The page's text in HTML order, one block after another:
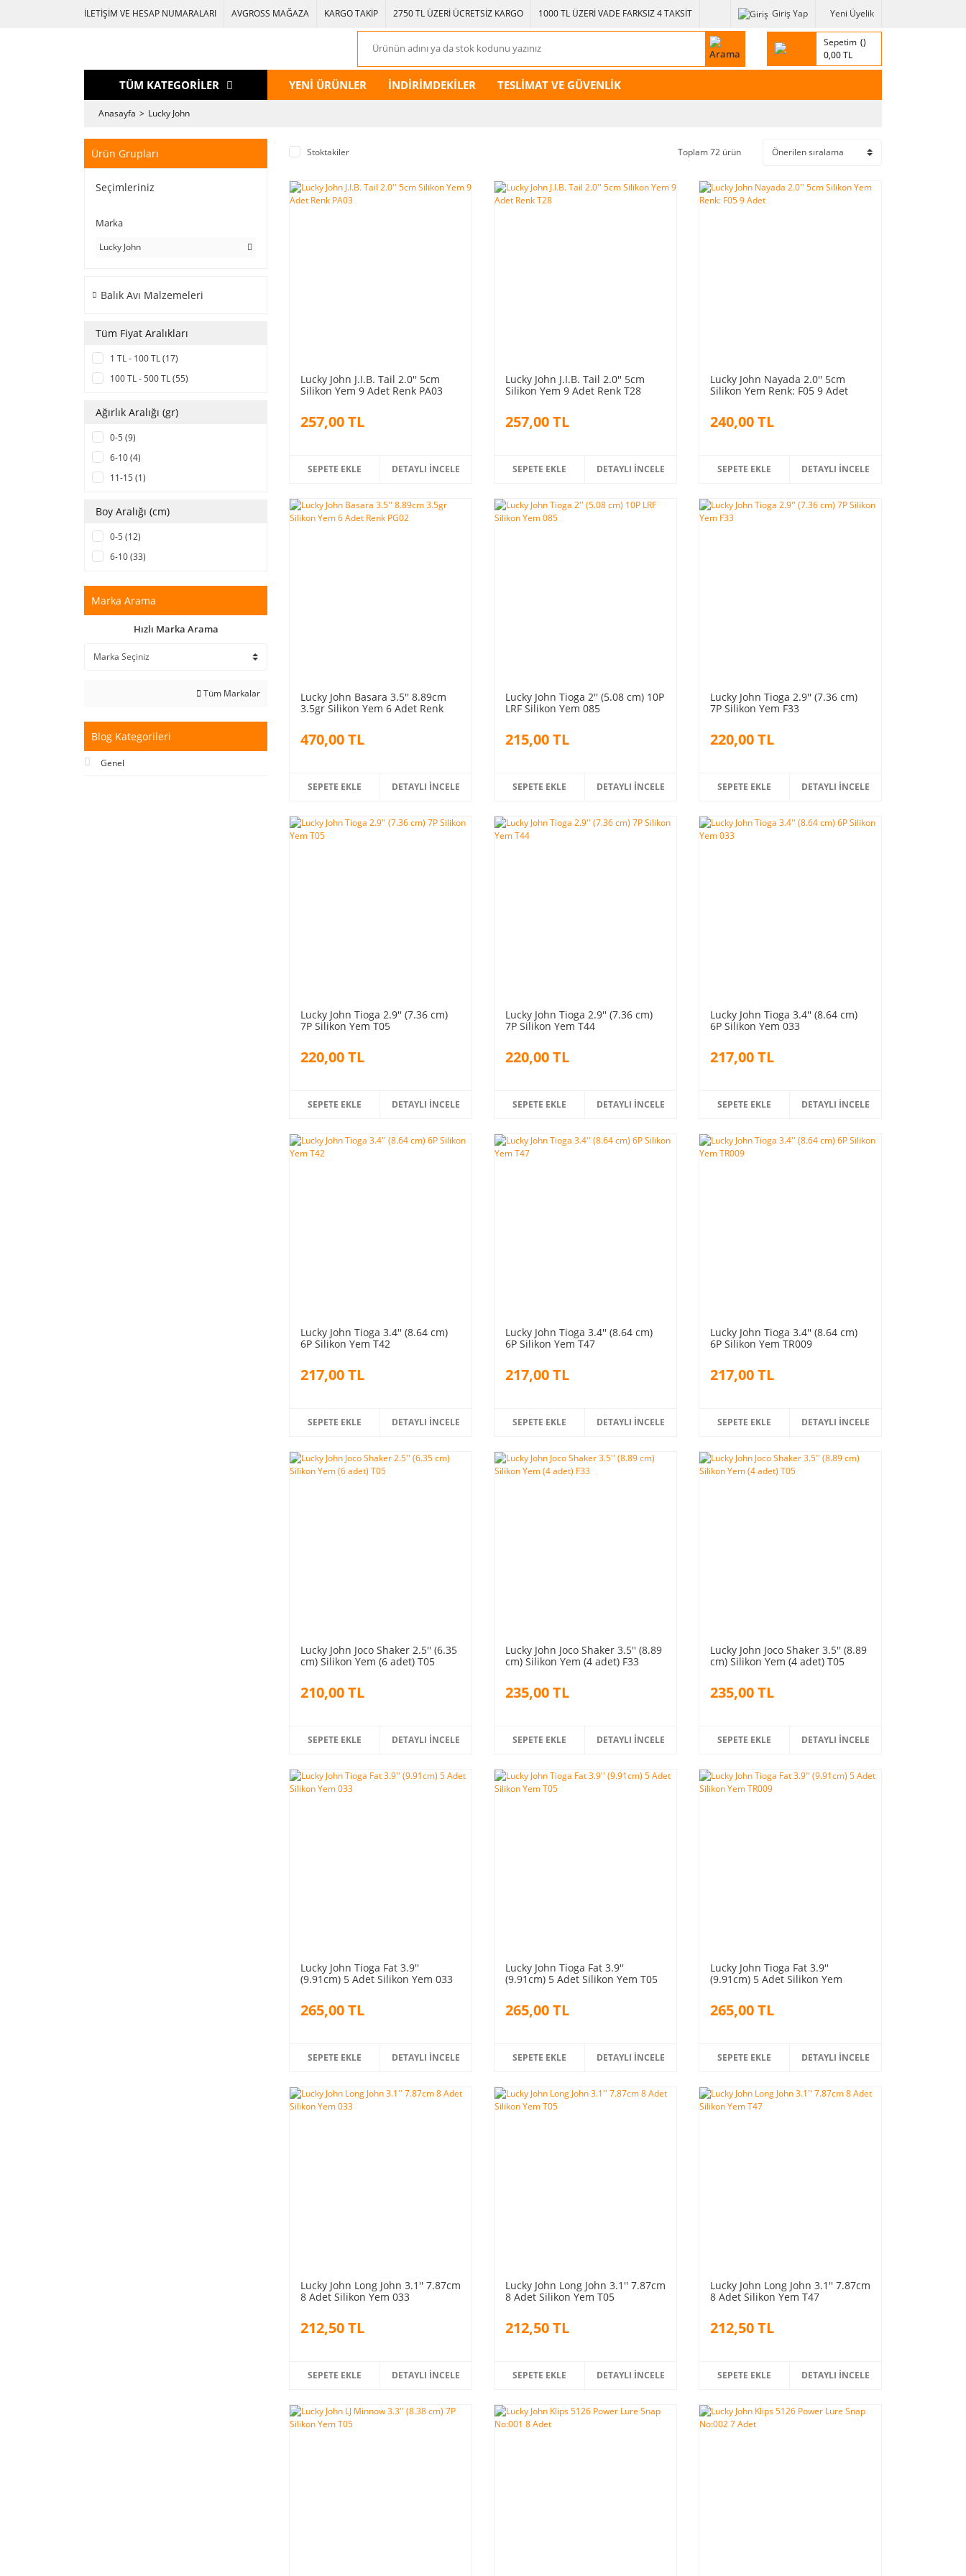
İLETİŞİM VE HESAP NUMARALARI AVGROSS MAĞAZA KARGO TAKİP 2750 TL ÜZERİ ÜCRETSİZ KARGO 1000 TL ÜZERİ VADE FARKSIZ 4 TAKSİT Giriş Yap Yeni Üyelik
Sepetim
0,00 TL
TÜM KATEGORİLER YENİ ÜRÜNLER İNDİRİMDEKİLER TESLİMAT VE GÜVENLİK
Anasayfa Lucky John
Ürün Grupları
Seçimleriniz
Marka
Lucky John
Balık Avı Malzemeleri
Tüm Fiyat Aralıkları
1 TL - 100 TL (17)
100 TL - 500 TL (55)
Ağırlık Aralığı (gr)
0-5 (9)
6-10 (4)
11-15 (1)
Boy Aralığı (cm)
0-5 (12)
6-10 (33)
Marka Arama
Hızlı Marka Arama
Tüm Markalar
Blog Kategorileri
Genel
Stoktakiler Toplam 72 ürün
Lucky John J.I.B. Tail 2.0'' 5cm
Silikon Yem 9 Adet Renk PA03
257,00 TL
SEPETE EKLE DETAYLI İNCELE
Lucky John J.I.B. Tail 2.0'' 5cm
Silikon Yem 9 Adet Renk T28
257,00 TL
SEPETE EKLE DETAYLI İNCELE
Lucky John Nayada 2.0'' 5cm
Silikon Yem Renk: F05 9 Adet
240,00 TL
SEPETE EKLE DETAYLI İNCELE
Lucky John Basara 3.5'' 8.89cm
3.5gr Silikon Yem 6 Adet Renk
470,00 TL
SEPETE EKLE DETAYLI İNCELE
Lucky John Tioga 2'' (5.08 cm) 10P
LRF Silikon Yem 085
215,00 TL
SEPETE EKLE DETAYLI İNCELE
Lucky John Tioga 2.9'' (7.36 cm)
7P Silikon Yem F33
220,00 TL
SEPETE EKLE DETAYLI İNCELE
Lucky John Tioga 2.9'' (7.36 cm)
7P Silikon Yem T05
220,00 TL
SEPETE EKLE DETAYLI İNCELE
Lucky John Tioga 2.9'' (7.36 cm)
7P Silikon Yem T44
220,00 TL
SEPETE EKLE DETAYLI İNCELE
Lucky John Tioga 3.4'' (8.64 cm)
6P Silikon Yem 033
217,00 TL
SEPETE EKLE DETAYLI İNCELE
Lucky John Tioga 3.4'' (8.64 cm)
6P Silikon Yem T42
217,00 TL
SEPETE EKLE DETAYLI İNCELE
Lucky John Tioga 3.4'' (8.64 cm)
6P Silikon Yem T47
217,00 TL
SEPETE EKLE DETAYLI İNCELE
Lucky John Tioga 3.4'' (8.64 cm)
6P Silikon Yem TR009
217,00 TL
SEPETE EKLE DETAYLI İNCELE
Lucky John Joco Shaker 2.5'' (6.35
cm) Silikon Yem (6 adet) T05
210,00 TL
SEPETE EKLE DETAYLI İNCELE
Lucky John Joco Shaker 3.5'' (8.89
cm) Silikon Yem (4 adet) F33
235,00 TL
SEPETE EKLE DETAYLI İNCELE
Lucky John Joco Shaker 3.5'' (8.89
cm) Silikon Yem (4 adet) T05
235,00 TL
SEPETE EKLE DETAYLI İNCELE
Lucky John Tioga Fat 3.9''
(9.91cm) 5 Adet Silikon Yem 033
265,00 TL
SEPETE EKLE DETAYLI İNCELE
Lucky John Tioga Fat 3.9''
(9.91cm) 5 Adet Silikon Yem T05
265,00 TL
SEPETE EKLE DETAYLI İNCELE
Lucky John Tioga Fat 3.9''
(9.91cm) 5 Adet Silikon Yem
265,00 TL
SEPETE EKLE DETAYLI İNCELE
Lucky John Long John 3.1'' 7.87cm
8 Adet Silikon Yem 033
212,50 TL
SEPETE EKLE DETAYLI İNCELE
Lucky John Long John 3.1'' 7.87cm
8 Adet Silikon Yem T05
212,50 TL
SEPETE EKLE DETAYLI İNCELE
Lucky John Long John 3.1'' 7.87cm
8 Adet Silikon Yem T47
212,50 TL
SEPETE EKLE DETAYLI İNCELE